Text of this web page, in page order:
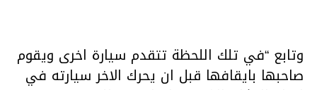
وتابع “في تلك اللحظة تتقدم سيارة اخرى ويقوم
صاحبها بايقافها قبل ان يحرك الاخر سيارته في